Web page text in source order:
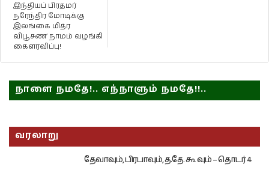
இந்தியப் பிரதமர்
நரேந்திர மோடிக்கு
இலங்கை மித்ர
விபூசண’ நாமம் வழங்கி
கைளரவிப்பு!
நாளை நமதே!.. எந்நாளும் நமதே!!..
வரலாறு
தேவாவும், பிரபாவும், த.தே. கூ வும் – தொடர் 4